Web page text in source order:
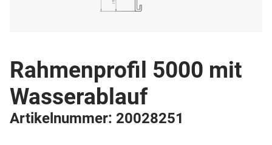
Rahmenprofil 5000 mit
Wasserablauf
Artikelnummer: 20028251